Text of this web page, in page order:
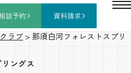
談予約 資料請求
BLOG
ラブ > 那須白河フォレストスプリ
ングス